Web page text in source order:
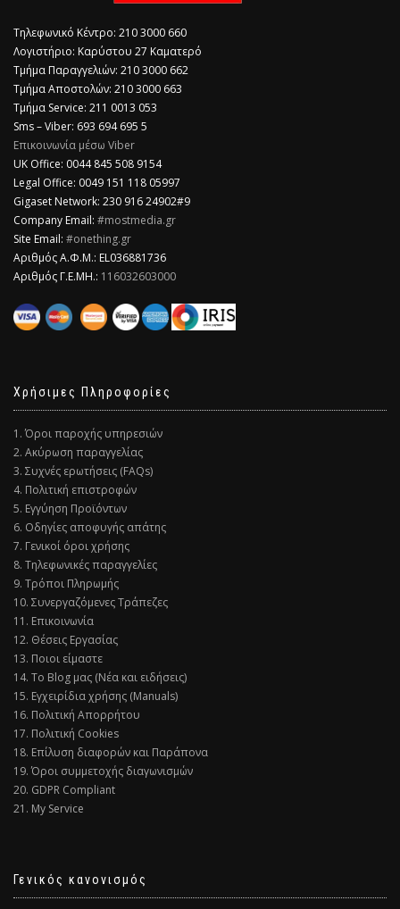
Τηλεφωνικό Κέντρο: 210 3000 660
Λογιστήριο: Καρύστου 27 Καματερό
Τμήμα Παραγγελιών: 210 3000 662
Τμήμα Αποστολών: 210 3000 663
Τμήμα Service: 211 0013 053
Sms – Viber: 693 694 695 5
Επικοινωνία μέσω Viber
​UK Office: 0044 845 508 9154
Legal Office: 0049 151 118 05997
Gigaset Network: 230 916 24902#9
Company Email: #mostmedia.gr
Site Email: #onething.gr
Αριθμός Α.Φ.Μ.: EL036881736
Αριθμός Γ.Ε.ΜΗ.: 116032603000
Χρήσιμες Πληροφορίες
1. Όροι παροχής υπηρεσιών
2. Ακύρωση παραγγελίας
3. Συχνές ερωτήσεις (FAQs)
4. Πολιτική επιστροφών
5. Εγγύηση Προϊόντων
6. Οδηγίες αποφυγής απάτης
7. Γενικοί όροι χρήσης
8. Τηλεφωνικές παραγγελίες
9. Τρόποι Πληρωμής
10. Συνεργαζόμενες Τράπεζες
11. Επικοινωνία
12. Θέσεις Εργασίας
13. Ποιοι είμαστε
14. Το Blog μας (Νέα και ειδήσεις)
15. Εγχειρίδια χρήσης (Manuals)
16. Πολιτική Απορρήτου
17. Πολιτική Cookies
18. Επίλυση διαφορών και Παράπονα
19. Όροι συμμετοχής διαγωνισμών
20. GDPR Compliant
21. My Service
Γενικός κανονισμός